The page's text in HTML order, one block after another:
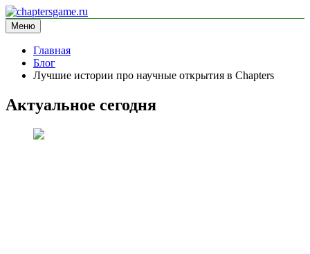
Перейти
к
содержимому
chaptersgame.ru
информационный сайт
Меню
Главная
Блог
Лучшие истории про научные открытия в Chapters
Актуальное сегодня